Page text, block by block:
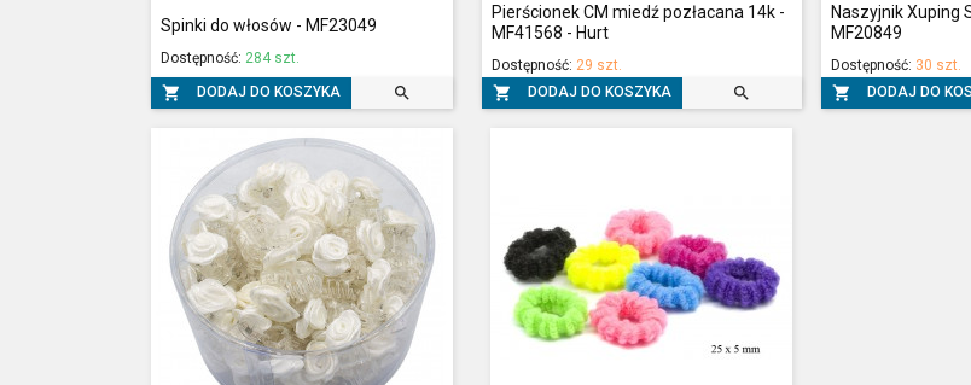
Spinki do włosów - MF23049
Dostępność: 284 szt.
 DODAJ DO KOSZYKA 
Pierścionek CM miedź pozłacana 14k -
MF41568 - Hurt
Dostępność: 29 szt.
 DODAJ DO KOSZYKA 
Naszyjnik Xuping
MF20849
Dostępność: 30 szt.
 DODAJ DO